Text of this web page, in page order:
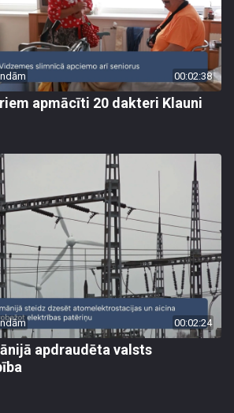
00:02:38
apmācīti 20 dakteri Klauni
00:02:24
apdraudēta valsts